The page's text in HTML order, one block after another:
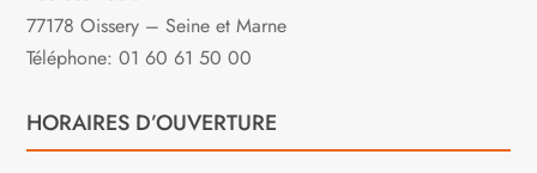
77178 Oissery – Seine et Marne
Téléphone: 01 60 61 50 00
HORAIRES D’OUVERTURE